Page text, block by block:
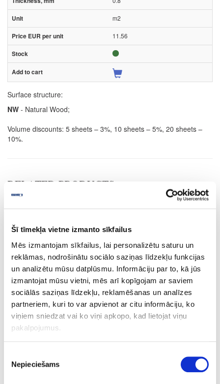
Šī tīmekļa vietne izmanto sīkfailus
Mēs izmantojam sīkfailus, lai personalizētu saturu un
reklāmas, nodrošinātu sociālo saziņas līdzekļu funkcijas
un analizētu mūsu datplūsmu. Informāciju par to, kā jūs
izmantojat mūsu vietni, mēs arī kopīgojam ar saviem
sociālās saziņas līdzekļu, reklamēšanas un analīzes
partneriem, kuri to var apvienot ar citu informāciju, ko
viņiem sniedzat vai ko viņi apkopo, kad lietojat viņu
pakalpojumus.
izvēle
Nepieciešams
m2
11.56
Surface structure:
NW - Natural Wood;
Volume discounts: 5 sheets – 3%, 10 sheets – 5%, 20 sheets –
10%.
RELATED PRODUCTS
Wood and fantasy decors
10-HD243399-22-1
HD243399/R20065/H3399
MO